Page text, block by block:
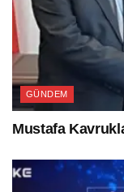
GÜNDEM
Mustafa